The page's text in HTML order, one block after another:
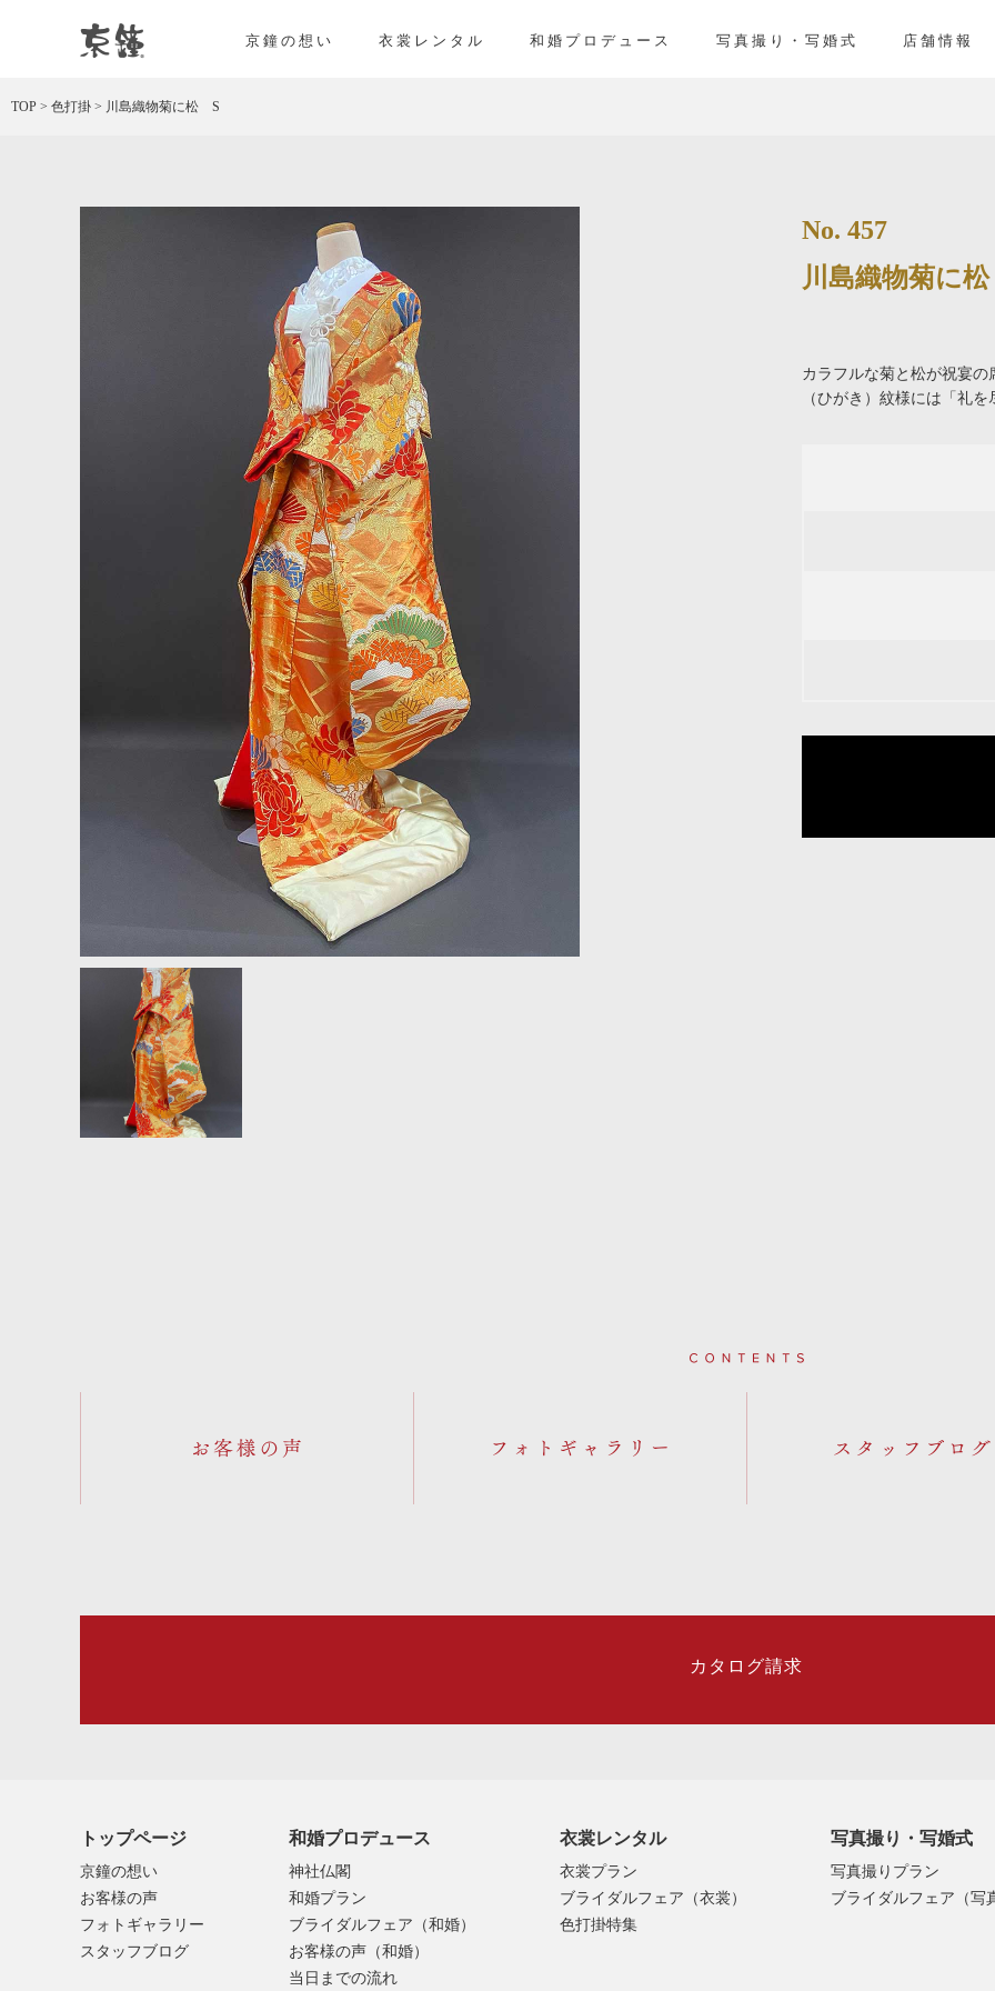
京都・東京で和装、和婚プロデュースなら「京鐘」
京鐘の想い 衣裳レンタル 和婚プロデュース 写真撮り・写婚式 店舗情報
TOP > 色打掛 > 川島織物菊に松 S
No. 457
川島織物菊に
カラフルな菊と松が祝宴
（ひがき）紋様には「礼
Contents
お客様の声 フォトギャラリー
カタログ請求
トップページ
京鐘の想い
お客様の声
フォトギャラリー
スタッフブログ
和婚プロデュース
神社仏閣
和婚プラン
ブライダルフェア（和婚）
お客様の声（和婚）
当日までの流れ
衣裳レンタル
衣裳プラン
ブライダルフェア（衣裳）
色打掛特集
写真撮り・写婚式
写真撮りプラン
ブライダルフェア（写